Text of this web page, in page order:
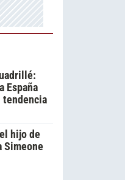
España
tendencia
hijo de
Simeone